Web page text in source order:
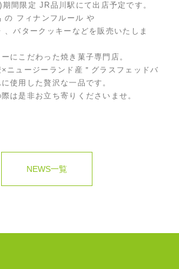
間限定 JR品川駅にて出店予定です。
の フィナンフルール や
、バタークッキーなどを販売いたしま
にこだわった焼き菓子専門店。
ニュージーランド産＂グラスフェッドバ
使用した贅沢な一品です。
は是非お立ち寄りくださいませ。
NEWS一覧